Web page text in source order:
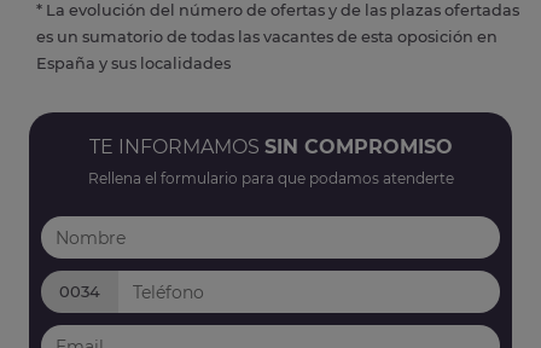
* La evolución del número de ofertas y de las plazas ofertadas
es un sumatorio de todas las vacantes de esta oposición en
España y sus localidades
TE INFORMAMOS SIN COMPROMISO
Rellena el formulario para que podamos atenderte
0034